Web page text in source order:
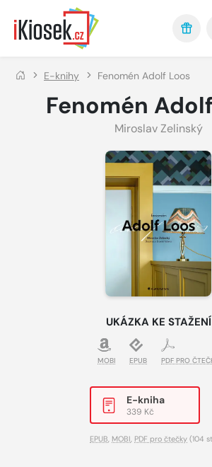
Přejít na hlavní obsah
E-knihy Fenomén Adolf Loos
Fenomén
Miroslav Zelinský
UKÁZKA KE STAŽENÍ
MOBI EPUB PDF PRO
E-kniha
339 Kč
EPUB, MOBI, PDF pro čtečky (104